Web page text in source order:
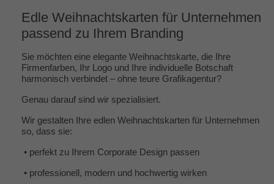
Edle Weihnachtskarten für Unternehmen
passend zu Ihrem Branding
Sie möchten eine elegante Weihnachtskarte, die Ihre
Firmenfarben, Ihr Logo und Ihre individuelle Botschaft
harmonisch verbindet – ohne teure Grafikagentur?
Genau darauf sind wir spezialisiert.
Wir gestalten Ihre edlen Weihnachtskarten für Unternehmen
so, dass sie:
• perfekt zu Ihrem Corporate Design passen
• professionell, modern und hochwertig wirken